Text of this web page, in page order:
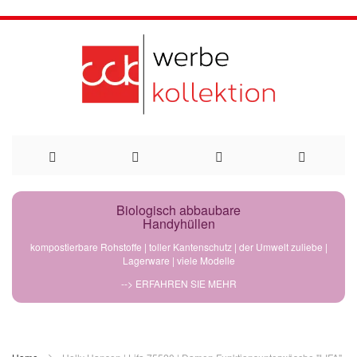
Direkt
Biologisch abbaubare
Handyhüllen
kompostierbare Rohstoffe | toller Kantenschutz | der Umwelt zuliebe |
Lagerware | viele Modelle
--> ERFAHREN SIE MEHR